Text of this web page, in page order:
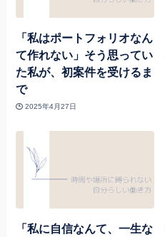
「私はポートフォリオなん
て作れない」そう思ってい
た私が、初案件を受けるま
で
2025年4月27日
「私に自信なんて、一生な